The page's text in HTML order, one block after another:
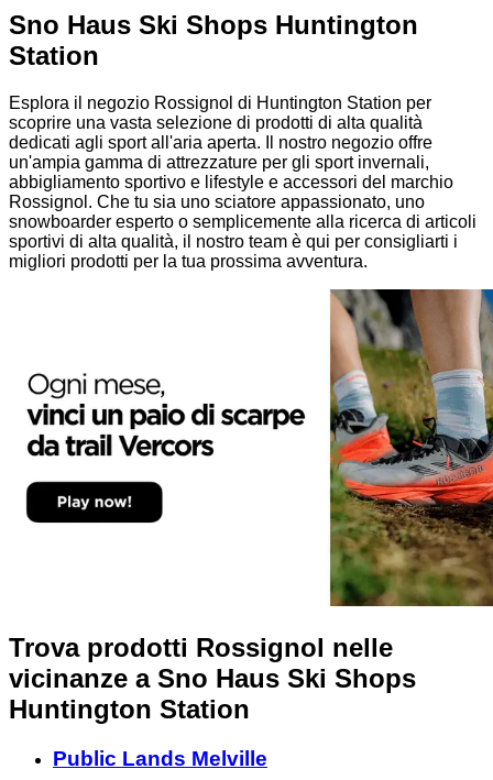
Sno Haus Ski Shops Huntington
Station
Esplora il negozio Rossignol di Huntington Station per
scoprire una vasta selezione di prodotti di alta qualità
dedicati agli sport all'aria aperta. Il nostro negozio offre
un'ampia gamma di attrezzature per gli sport invernali,
abbigliamento sportivo e lifestyle e accessori del marchio
Rossignol. Che tu sia uno sciatore appassionato, uno
snowboarder esperto o semplicemente alla ricerca di articoli
sportivi di alta qualità, il nostro team è qui per consigliarti i
migliori prodotti per la tua prossima avventura.
Trova prodotti Rossignol nelle
vicinanze a Sno Haus Ski Shops
Huntington Station
Public Lands Melville